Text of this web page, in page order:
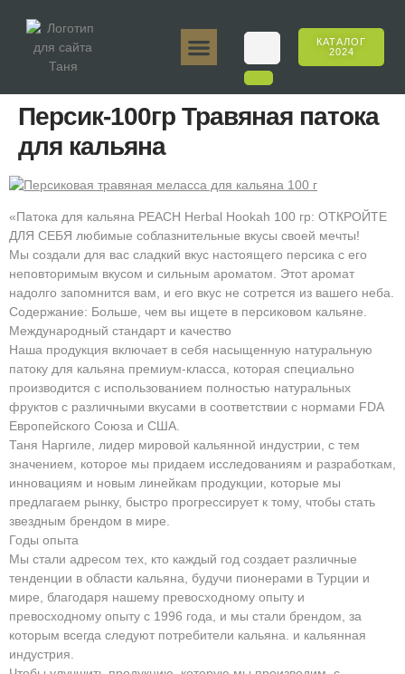
КАТАЛОГ
2024
Персик-100гр Травяная патока
для кальяна
«Патока для кальяна PEACH Herbal Hookah 100 гр: ОТКРОЙТЕ
ДЛЯ СЕБЯ любимые соблазнительные вкусы своей мечты!
Мы создали для вас сладкий вкус настоящего персика с его
неповторимым вкусом и сильным ароматом. Этот аромат
надолго запомнится вам, и его вкус не сотрется из вашего неба.
Содержание: Больше, чем вы ищете в персиковом кальяне.
Международный стандарт и качество
Наша продукция включает в себя насыщенную натуральную
патоку для кальяна премиум-класса, которая специально
производится с использованием полностью натуральных
фруктов с различными вкусами в соответствии с нормами FDA
Европейского Союза и США.
Таня Наргиле, лидер мировой кальянной индустрии, с тем
значением, которое мы придаем исследованиям и разработкам,
инновациям и новым линейкам продукции, которые мы
предлагаем рынку, быстро прогрессирует к тому, чтобы стать
звездным брендом в мире.
Годы опыта
Мы стали адресом тех, кто каждый год создает различные
тенденции в области кальяна, будучи пионерами в Турции и
мире, благодаря нашему превосходному опыту и
превосходному опыту с 1996 года, и мы стали брендом, за
которым всегда следуют потребители кальяна. и кальянная
индустрия.